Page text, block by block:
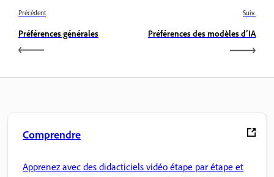
Précédent
Préférences générales
Suiv.
Préférences des modèles d’IA
Comprendre
Apprenez avec des didacticiels vidéo étape par étape et